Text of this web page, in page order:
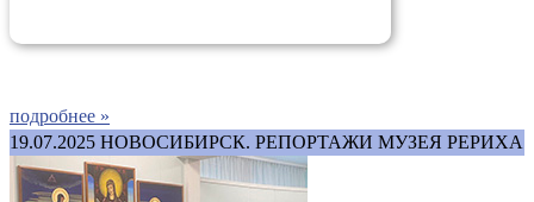
подробнее »
19.07.2025 НОВОСИБИРСК. РЕПОРТАЖИ МУЗЕЯ РЕРИХА